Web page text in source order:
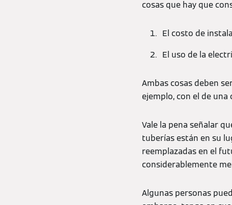
cosas que hay que
El costo de
El uso de la
Ambas cosas deben
ejemplo, con el de una
Vale la pena señalar
tuberías están en su
reemplazadas en el
considerablemente
Algunas personas